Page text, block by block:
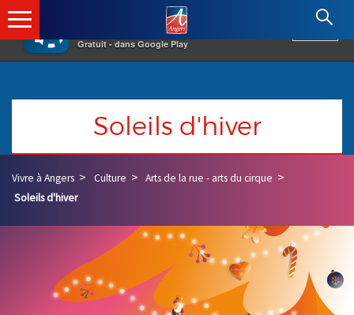
×
Gratuit - dans Google Play
Angers.fr : Retour à l'accueil
Soleils d'hiver
Vivre à Angers Culture
Arts de la rue - arts du cirque
Soleils d'hiver